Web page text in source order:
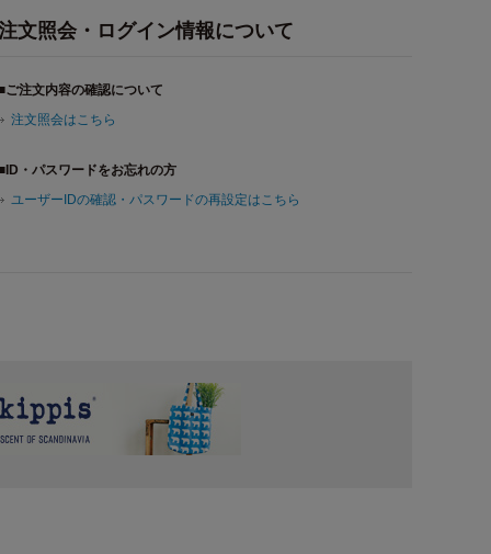
文照会・ログイン情報について
ご注文内容の確認について
注文照会はこちら
・パスワードをお忘れの方
ユーザーIDの確認・パスワードの再設定はこちら